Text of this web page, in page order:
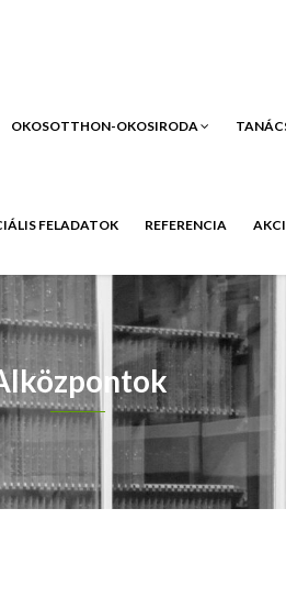
OKOSOTTHON-OKOSIRODA
FELADATOK REFERENCIA